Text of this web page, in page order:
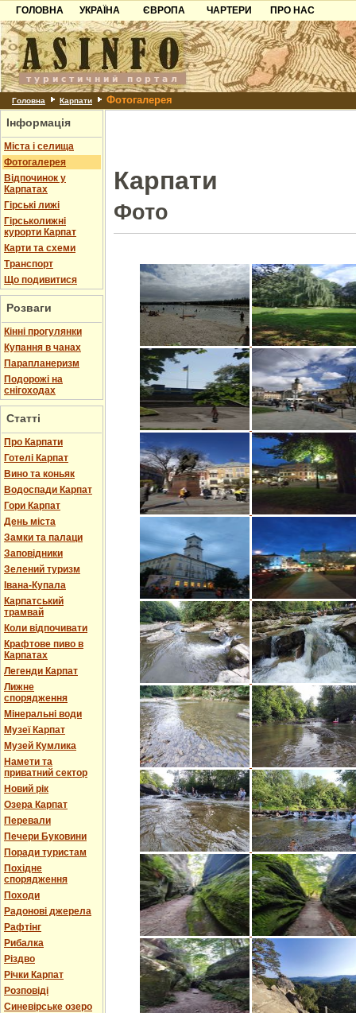
ГОЛОВНА
УКРАЇНА
Карпати
Азов
Причорноморря
Шацьк
ЄВРОПА
Чорногорія
Хорватія
Болгарія
Албанія
ЧАРТЕРИ
ПРО НАС
Контакти
Партнерам
Додати готель
Головна Карпати Фотогалерея
Інформація
Міста і селища
Фотогалерея
Відпочинок у
Карпатах
Гірські лижі
Гірськолижні
курорти Карпат
Карти та схеми
Транспорт
Що подивитися
Розваги
Кінні прогулянки
Купання в чанах
Парапланеризм
Подорожі на
снігоходах
Статті
Про Карпати
Готелі Карпат
Вино та коньяк
Водоспади Карпат
Гори Карпат
День міста
Замки та палаци
Заповідники
Зелений туризм
Івана-Купала
Карпатський
трамвай
Коли відпочивати
Крафтове пиво в
Карпатах
Легенди Карпат
Лижне
спорядження
Мінеральні води
Музеї Карпат
Музей Кумлика
Намети та
приватний сектор
Новий рік
Озера Карпат
Перевали
Печери Буковини
Поради туристам
Похідне
спорядження
Походи
Радонові джерела
Рафтінг
Рибалка
Різдво
Річки Карпат
Розповіді
Синевірське озеро
Карпати
Фото